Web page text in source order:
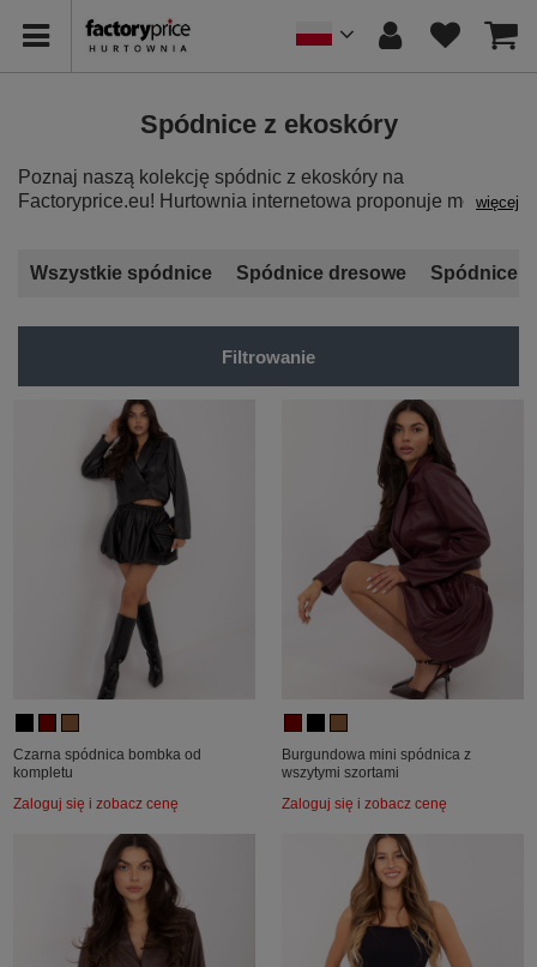
Spódnice z ekoskóry
Poznaj naszą kolekcję spódnic z ekoskóry na
Factoryprice.eu! Hurtownia internetowa proponuje modele,
idealna na rockowe wyjścia czy do trendy stylizacji. Dzięki
więcej
Wszystkie spódnice Spódnice dresowe Spódnice
Filtrowanie
Czarna spódnica bombka od
kompletu
Zaloguj się i zobacz cenę
Burgundowa mini spódnica z
wszytymi szortami
Zaloguj się i zobacz cenę